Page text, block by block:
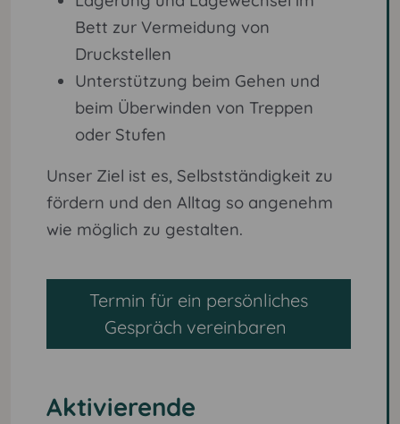
Bett zur Vermeidung von
Druckstellen
Unterstützung beim Gehen und
beim Überwinden von Treppen
oder Stufen
Unser Ziel ist es, Selbstständigkeit zu
fördern und den Alltag so angenehm
wie möglich zu gestalten.
Termin für ein persönliches
Gespräch vereinbaren
Aktivierende